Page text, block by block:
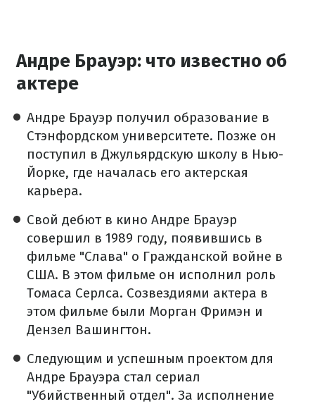
Андре Брауэр: что известно об
актере
Андре Брауэр получил образование в
Стэнфордском университете. Позже он
поступил в Джульярдскую школу в Нью-
Йорке, где началась его актерская
карьера.
Свой дебют в кино Андре Брауэр
совершил в 1989 году, появившись в
фильме "Слава" о Гражданской войне в
США. В этом фильме он исполнил роль
Томаса Серлса. Созвездиями актера в
этом фильме были Морган Фримэн и
Дензел Вашингтон.
Следующим и успешным проектом для
Андре Брауэра стал сериал
"Убийственный отдел". За исполнение